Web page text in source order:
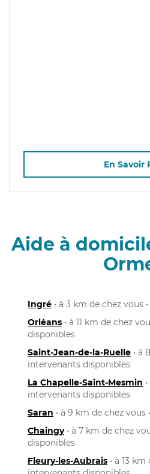
En Savoir
Aide à
Ingré • à 3 km de chez vous
Orléans • à 11 km de chez
disponibles
Saint-Jean-de-la-Ruelle • à
intervenants disponibles
La Chapelle-Saint-Mesmin
intervenants disponibles
Saran • à 9 km de chez
Chaingy• à 7 km de chez
disponibles
Fleury-les-Aubrais • à 13